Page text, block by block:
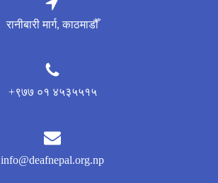
रानीबारी मार्ग, काठमाडौँ
+९७७ ०१ ४५३५५१५
info@deafnepal.org.np